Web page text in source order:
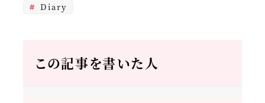
Diary
この記事を書いた人